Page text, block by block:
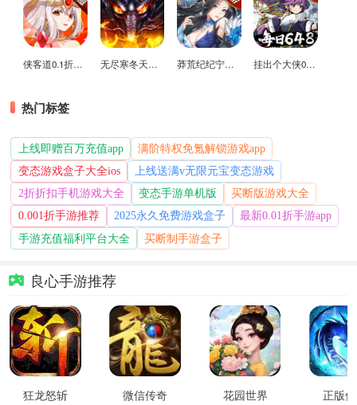
侠客道0.1折变态版 无尽寒冬天蛇新春送礼版 莽荒纪纪宁传奇0.1折送无限连抽版 挂出个大侠0.05折免单福利版
热门标签
上线即赠百万充值app
满阶特权免氪解锁游戏app
变态游戏盒子大全ios
上线送满v无限元宝变态游戏
2折折扣手机游戏大全
变态手游单机版
买断版游戏大全
0.001折手游推荐
2025永久免费游戏盒子
最新0.01折手游app
手游充值福利平台大全
买断制手游盒子
良心手游推荐
狂龙怒斩 微信传奇 花园世界 正版